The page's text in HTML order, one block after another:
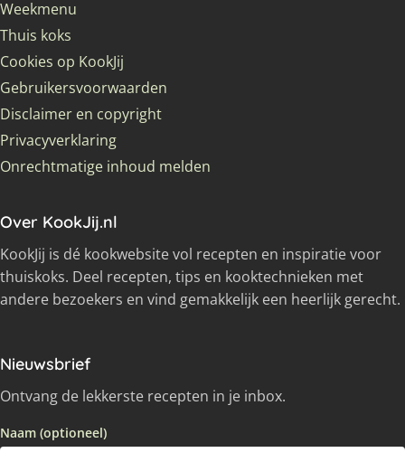
Weekmenu
Thuis koks
Cookies op KookJij
Gebruikersvoorwaarden
Disclaimer en copyright
Privacyverklaring
Onrechtmatige inhoud melden
Over KookJij.nl
KookJij is dé kookwebsite vol recepten en inspiratie voor
thuiskoks. Deel recepten, tips en kooktechnieken met
andere bezoekers en vind gemakkelijk een heerlijk gerecht.
Nieuwsbrief
Ontvang de lekkerste recepten in je inbox.
Naam (optioneel)